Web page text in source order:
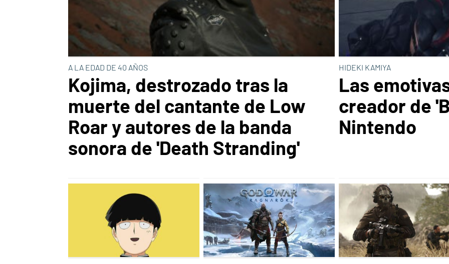
A LA EDAD DE 40 AÑOS
Kojima, destrozado tras la
muerte del cantante de Low
Roar y autores de la banda
sonora de 'Death Stranding'
HIDEKI KAMIYA
Las
creador de
Nintendo